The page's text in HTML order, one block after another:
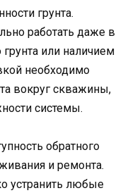
грунта.
работать даже в
или наличием
необходимо
вокруг скважины,
системы.
обратного
и ремонта.
устранить любые